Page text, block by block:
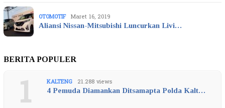
OTOMOTIF Maret 16, 2019
Aliansi Nissan-Mitsubishi Luncurkan Livi…
BERITA POPULER
1 KALTENG 21.288 views
4 Pemuda Diamankan Ditsamapta Polda Kalt…